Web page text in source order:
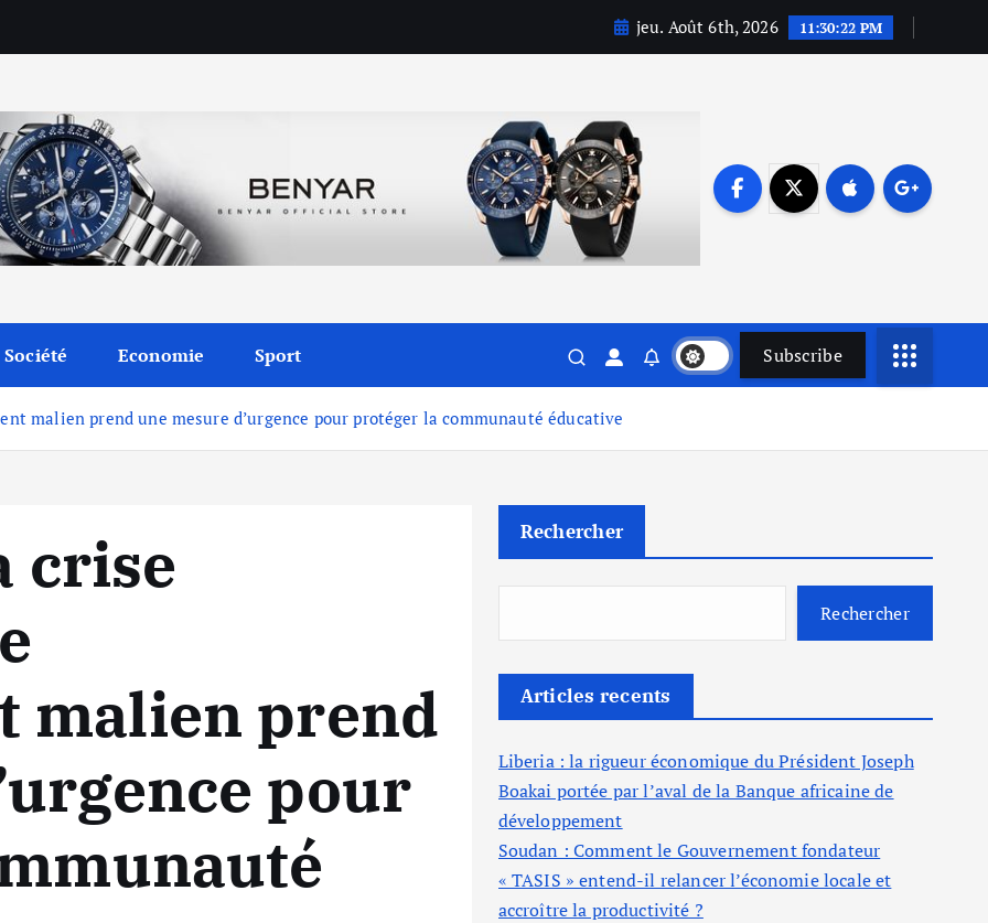
jeu. Août 6th, 2026 11:30:23 PM
Société Economie Sport Subscribe
malien prend une mesure d’urgence pour protéger la communauté éducative
crise
malien prend
pour
Rechercher
Rechercher
Articles recents
Liberia : la rigueur économique du Président Joseph
Boakai portée par l’aval de la Banque africaine de
développement
Soudan : Comment le Gouvernement fondateur
« TASIS » entend-il relancer l’économie locale et
accroître la productivité ?